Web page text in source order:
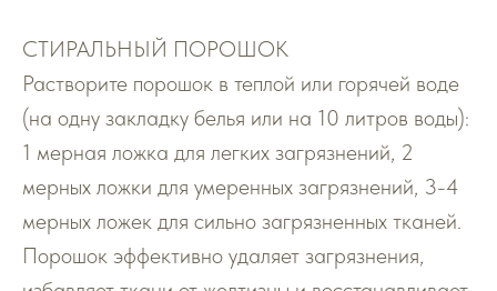
СТИРАЛЬНЫЙ ПОРОШОК
Растворите порошок в теплой или горячей воде
(на одну закладку белья или на 10 литров воды):
1 мерная ложка для легких загрязнений, 2
мерных ложки для умеренных загрязнений, 3-4
мерных ложек для сильно загрязненных тканей.
Порошок эффективно удаляет загрязнения,